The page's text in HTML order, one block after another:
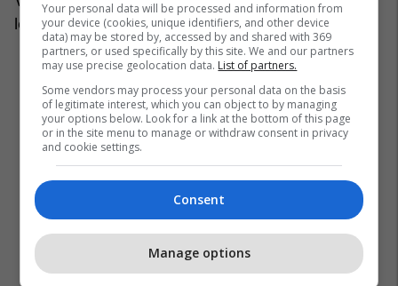
lokale në Tutin, Sjenicë dhe Novi Pazar.
Your personal data will be processed and information from
your device (cookies, unique identifiers, and other device
data) may be stored by, accessed by and shared with 369
partners, or used specifically by this site. We and our partners
may use precise geolocation data. List of partners.
Some vendors may process your personal data on the basis
of legitimate interest, which you can object to by managing
your options below. Look for a link at the bottom of this page
or in the site menu to manage or withdraw consent in privacy
and cookie settings.
Consent
Manage options